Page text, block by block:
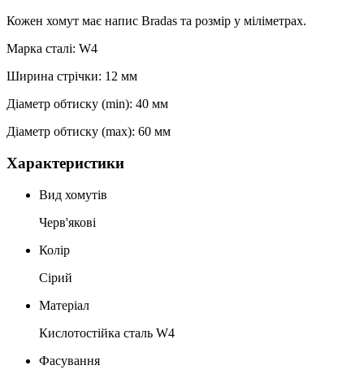
Кожен хомут має напис Bradas та розмір у міліметрах.
Марка сталі: W4
Ширина стрічки: 12 мм
Діаметр обтиску (min): 40 мм
Діаметр обтиску (max): 60 мм
Характеристики
Вид хомутів
Черв'якові
Колір
Сірий
Матеріал
Кислотостійка сталь W4
Фасування